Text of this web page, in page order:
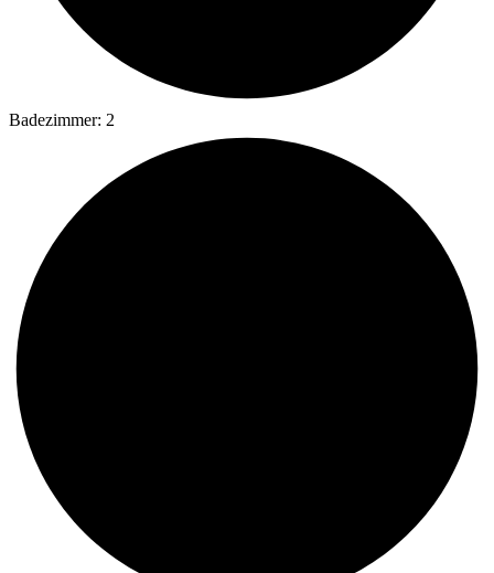
Badezimmer: 2